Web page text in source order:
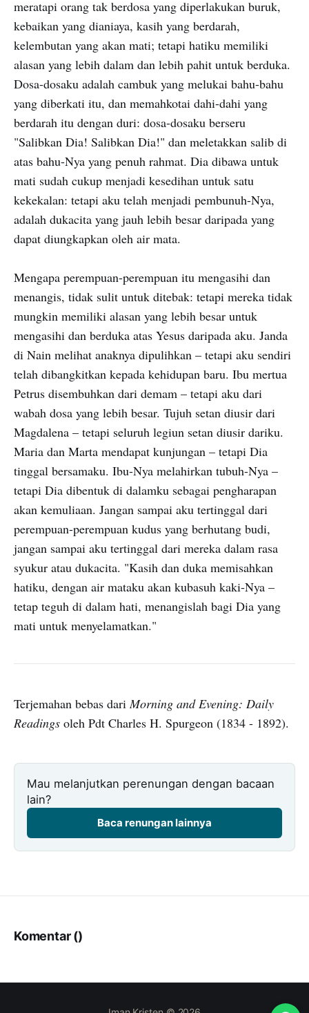
meratapi orang tak berdosa yang diperlakukan buruk,
kebaikan yang dianiaya, kasih yang berdarah,
kelembutan yang akan mati; tetapi hatiku memiliki
alasan yang lebih dalam dan lebih pahit untuk berduka.
Dosa-dosaku adalah cambuk yang melukai bahu-bahu
yang diberkati itu, dan memahkotai dahi-dahi yang
berdarah itu dengan duri: dosa-dosaku berseru
"Salibkan Dia! Salibkan Dia!" dan meletakkan salib di
atas bahu-Nya yang penuh rahmat. Dia dibawa untuk
mati sudah cukup menjadi kesedihan untuk satu
kekekalan: tetapi aku telah menjadi pembunuh-Nya,
adalah dukacita yang jauh lebih besar daripada yang
dapat diungkapkan oleh air mata.
Mengapa perempuan-perempuan itu mengasihi dan
menangis, tidak sulit untuk ditebak: tetapi mereka tidak
mungkin memiliki alasan yang lebih besar untuk
mengasihi dan berduka atas Yesus daripada aku. Janda
di Nain melihat anaknya dipulihkan – tetapi aku sendiri
telah dibangkitkan kepada kehidupan baru. Ibu mertua
Petrus disembuhkan dari demam – tetapi aku dari
wabah dosa yang lebih besar. Tujuh setan diusir dari
Magdalena – tetapi seluruh legiun setan diusir dariku.
Maria dan Marta mendapat kunjungan – tetapi Dia
tinggal bersamaku. Ibu-Nya melahirkan tubuh-Nya –
tetapi Dia dibentuk di dalamku sebagai pengharapan
akan kemuliaan. Jangan sampai aku tertinggal dari
perempuan-perempuan kudus yang berhutang budi,
jangan sampai aku tertinggal dari mereka dalam rasa
syukur atau dukacita. "Kasih dan duka memisahkan
hatiku, dengan air mataku akan kubasuh kaki-Nya –
tetap teguh di dalam hati, menangislah bagi Dia yang
mati untuk menyelamatkan."
Terjemahan bebas dariMorning and Evening: Daily
Readings oleh Pdt Charles H. Spurgeon (1834 - 1892).
Mau melanjutkan perenungan dengan bacaan
lain?
Baca renungan lainnya
Komentar ()